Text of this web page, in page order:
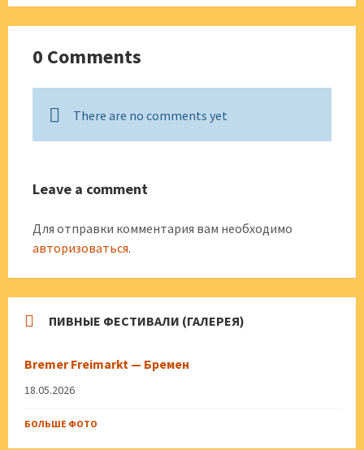
0 Comments
There are no comments yet
Leave a comment
Для отправки комментария вам необходимо
авторизоваться.
ПИВНЫЕ ФЕСТИВАЛИ (ГАЛЕРЕЯ)
Bremer Freimarkt — Бремен
18.05.2026
БОЛЬШЕ ФОТО